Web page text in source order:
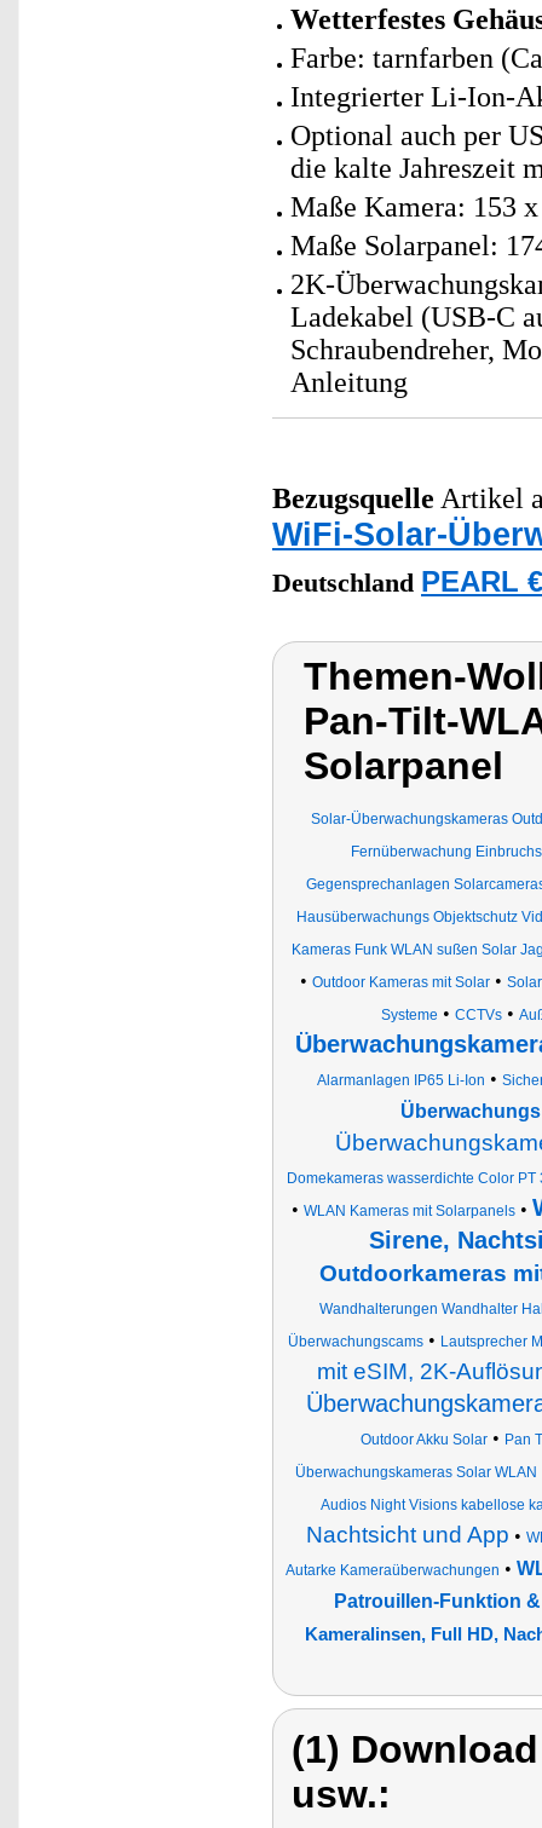
Wetterfestes
Farbe: tarnfarben
Integrierter Li-Ion-
Optional auch per
die kalte Jahreszeit
Maße Kamera: 153
Maße Solarpanel:
2K-
Ladekabel (USB-C
Schraubendreher,
Anleitung
Bezugsquelle Artikel
WiFi-Solar-
Deutschland PEARL
Themen-
Pan-Tilt-
Solarpanel
Solar-Überwachungskameras
Fernüberwachung
Gegensprechanlagen
Hausüberwachungs Objektschutz
Kameras Funk WLAN sußen Solar
• Outdoor Kameras mit Solar•
Systeme • CCTVs•
Alarmanlagen IP65 Li-Ion •
Domekameras wasserdichte Color
• WLAN Kameras mit Solarpanels •
Sirene,
Outdoorkameras
Wandhalterungen Wandhalter
Überwachungscams • Lautsprecher
mit eSIM, 2K-
Outdoor Akku Solar• Pan
Überwachungskameras Solar WLAN
Audios Night Visions kabellose
Nachtsicht und App •
Autarke Kameraüberwachungen •
Patrouillen-Funktion
Kameralinsen, Full HD,
(1)
usw.: